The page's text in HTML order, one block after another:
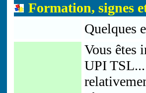
Formation, signes
Quelques
Vous êtes
UPI